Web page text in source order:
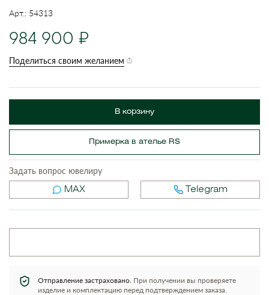
Арт.: 54313
984 900
Поделиться своим желанием
В корзину
Примерка в ателье RS
Задать вопрос ювелиру
MAX Telegram
Отправление застраховано. При получении вы проверяете
изделие и комплектацию перед подтверждением заказа.